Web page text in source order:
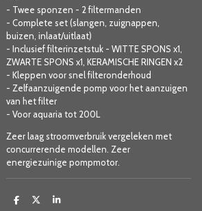
- Twee sponzen - 2 filtermanden
- Complete set (slangen, zuignappen,
buizen, inlaat/uitlaat)
- Inclusief filterinzetstuk - WITTE SPONS x1,
ZWARTE SPONS x1, KERAMISCHE RINGEN x2
- Kleppen voor snel filteronderhoud
- Zelfaanzuigende pomp voor het aanzuigen
van het filter
- Voor aquaria tot 200L
Zeer laag stroomverbruik vergeleken met
concurrerende modellen. Zeer
energiezuinige pompmotor.
D
D
S